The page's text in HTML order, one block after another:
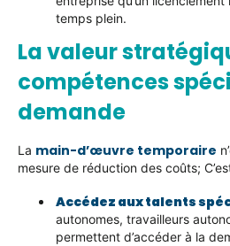
temps plein.
La valeur
compétences
demande
La main-d’œuvre temporaire
mesure de réduction des coûts;
Accédez aux talents
autonomes, travailleurs
permettent d’accéder à la